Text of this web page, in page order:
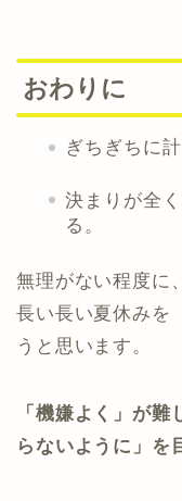
おわりに
ぎちぎちに
決まりが全
る。
無理がない程度に
長い長い夏休みを
うと思います。
「機嫌よく」が
らないように」を